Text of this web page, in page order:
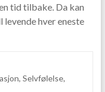
tid tilbake. Da kan
hver eneste
, Selvfølelse,